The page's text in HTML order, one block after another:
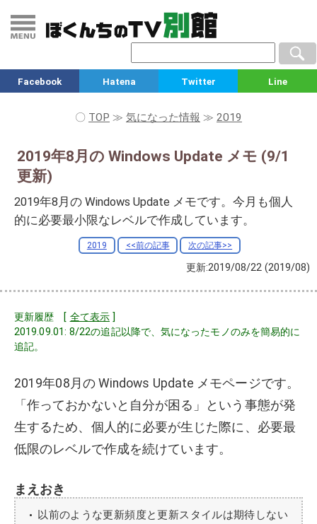
Facebook Hatena Twitter Line
〇 TOP ≫ 気になった情報 ≫ 2019
2019年8月の Windows Update メモ (9/1
更新)
2019年8月の Windows Update メモです。今月も個人
的に必要最小限なレベルで作成しています。
2019 <<前の記事 次の記事>>
更新:2019/08/22 (2019/08)
更新履歴 [ 全て表示]
2019.09.01: 8/22の追記以降で、気になったモノのみを簡易的に
追記。
2019年08月の Windows Update メモページです。
「作っておかないと自分が困る」という事態が発
生するため、個人的に必要が生じた際に、必要最
低限のレベルで作成を続けています。
まえおき
以前のような更新頻度と更新スタイルは期待しない